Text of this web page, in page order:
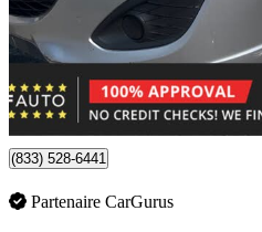
8 950 $
157 $/mois env.
Toronto, ON
(833) 528-6441
Partenaire CarGurus